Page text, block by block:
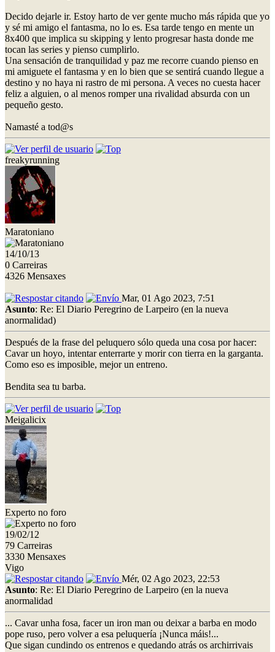
Decido dejarle ir. Estoy harto de ver gente mucho más rápida que yo
y sé mi amigo el fantasma, no lo es. Esa tarde tengo en mente un
8x400 que implica su skipping y lento progresar hasta donde me
tocan las series y pienso cumplirlo.
Una sensación de tranquilidad y paz me recorre cuando pienso en
mi amiguete el fantasma y en lo bien que se sentirá cuando llegue a
destino y no haya ni rastro de mi persona. A veces no cuesta hacer
feliz a alguien, o al menos romper una rivalidad absurda con un
pequeño gesto.
Namasté a tod@s
freakyrunning
Maratoniano
14/10/13
0 Carreiras
4326 Mensaxes
Mar, 01 Ago 2023, 7:51
Asunto: Re: El Diario Peregrino de Larpeiro (en la nueva
anormalidad)
Después de la frase del peluquero sólo queda una cosa por hacer:
Cavar un hoyo, intentar enterrarte y morir con tierra en la garganta.
Como eso es imposible, mejor un entreno.
Bendita sea tu barba.
Meigalicix
Experto no foro
19/02/12
79 Carreiras
3330 Mensaxes
Vigo
Mér, 02 Ago 2023, 22:53
Asunto: Re: El Diario Peregrino de Larpeiro (en la nueva
anormalidad
... Cavar unha fosa, facer un iron man ou deixar a barba en modo
pope ruso, pero volver a esa peluquería ¡Nunca máis!...
Que sigan cundindo os entrenos e quedando atrás os archirrivais